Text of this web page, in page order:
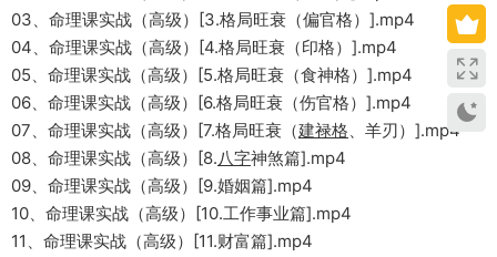
03、命理课实战（高级）[3.格局旺衰（偏官格）].mp4
04、命理课实战（高级）[4.格局旺衰（印格）].mp4
05、命理课实战（高级）[5.格局旺衰（食神格）].mp4
06、命理课实战（高级）[6.格局旺衰（伤官格）].mp4
07、命理课实战（高级）[7.格局旺衰（建禄格、羊刃）].mp4
08、命理课实战（高级）[8.八字神煞篇].mp4
09、命理课实战（高级）[9.婚姻篇].mp4
10、命理课实战（高级）[10.工作事业篇].mp4
11、命理课实战（高级）[11.财富篇].mp4